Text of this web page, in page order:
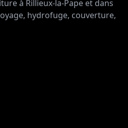
à Rillieux-la-Pape et dans
hydrofuge, couverture,